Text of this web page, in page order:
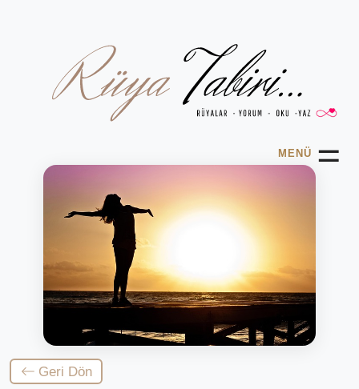
MENÜ ☰
Geri Dön